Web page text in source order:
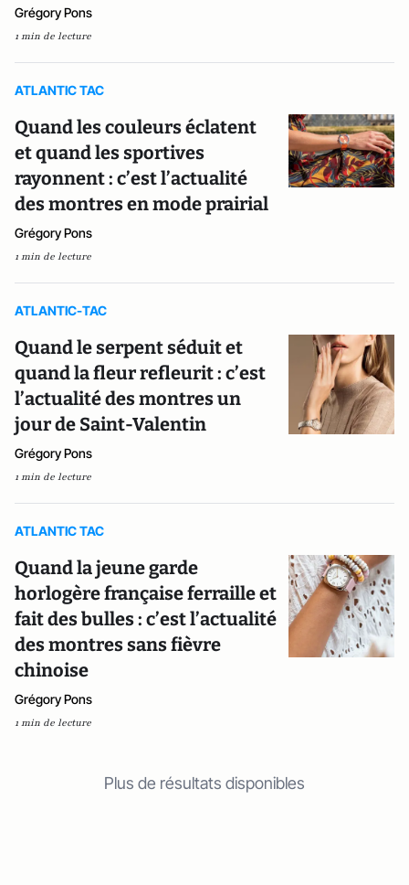
Grégory Pons
1 min de lecture
ATLANTIC TAC
Quand les couleurs éclatent
et quand les sportives
rayonnent : c’est l’actualité
des montres en mode prairial
Grégory Pons
1 min de lecture
ATLANTIC-TAC
Quand le serpent séduit et
quand la fleur refleurit : c’est
l’actualité des montres un
jour de Saint-Valentin
Grégory Pons
1 min de lecture
ATLANTIC TAC
Quand la jeune garde
horlogère française ferraille et
fait des bulles : c’est l’actualité
des montres sans fièvre
chinoise
Grégory Pons
1 min de lecture
Plus de résultats disponibles